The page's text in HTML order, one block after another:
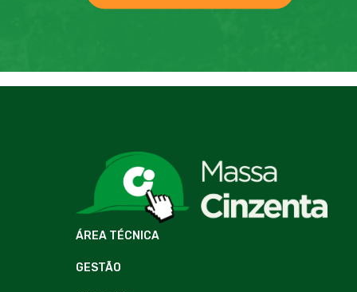
ÁREA TÉCNICA
GESTÃO